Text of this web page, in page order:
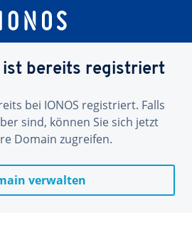
ist bereits registriert
bei IONOS registriert. Falls
sind, können Sie sich jetzt
Domain zugreifen.
verwalten